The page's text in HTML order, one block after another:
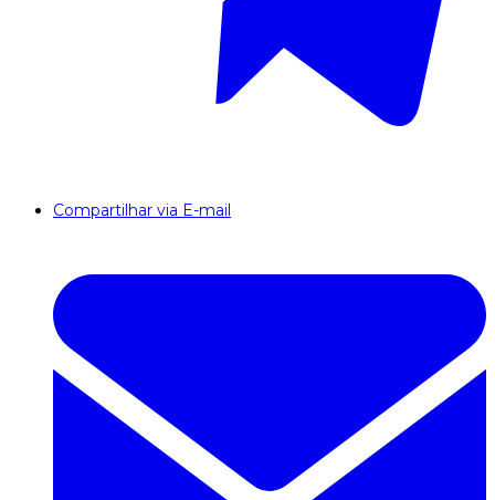
Compartilhar via E-mail